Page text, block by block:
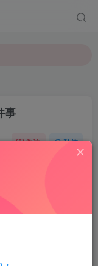
事
关注 私信
这个词还是两年前
于存在redis未授
开启来就是100%